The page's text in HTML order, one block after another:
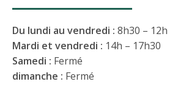
Du lundi au vendredi : 8h30 – 12h
Mardi et vendredi : 14h – 17h30
Samedi : Fermé
dimanche : Fermé